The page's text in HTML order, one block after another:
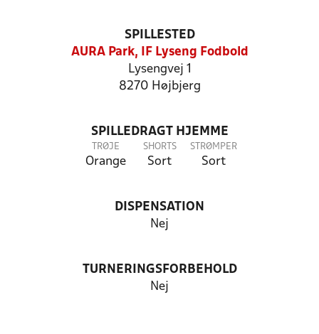
SPILLESTED
AURA Park, IF Lyseng Fodbold
Lysengvej 1
8270 Højbjerg
SPILLEDRAGT HJEMME
TRØJE
Orange
SHORTS
Sort
STRØMPER
Sort
DISPENSATION
Nej
TURNERINGSFORBEHOLD
Nej